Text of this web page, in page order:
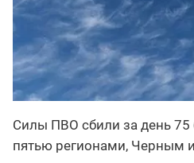
Силы ПВО сбили за день 75
пятью регионами, Черным